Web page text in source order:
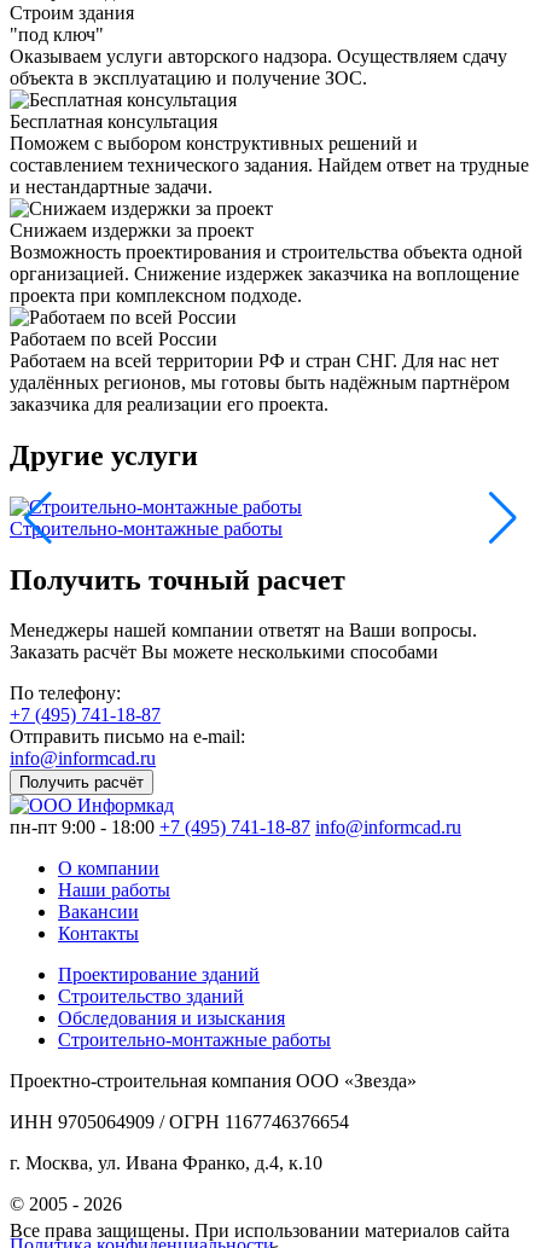
Строим здания
"под ключ"
Оказываем услуги авторского надзора. Осуществляем сдачу
объекта в эксплуатацию и получение ЗОС.
Бесплатная консультация
Поможем с выбором конструктивных решений и
составлением технического задания. Найдем ответ на трудные
и нестандартные задачи.
Снижаем издержки за проект
Возможность проектирования и строительства объекта одной
организацией. Снижение издержек заказчика на воплощение
проекта при комплексном подходе.
Работаем по всей России
Работаем на всей территории РФ и стран СНГ. Для нас нет
удалённых регионов, мы готовы быть надёжным партнёром
заказчика для реализации его проекта.
Другие услуги
Строительно-монтажные работы
Получить точный расчет
Менеджеры нашей компании ответят на Ваши вопросы.
Заказать расчёт Вы можете несколькими способами
По телефону:
+7 (495) 741-18-87
Отправить письмо на e-mail:
info@informcad.ru
Получить расчёт
пн-пт 9:00 - 18:00 +7 (495) 741-18-87 info@informcad.ru
О компании
Наши работы
Вакансии
Контакты
Проектирование зданий
Строительство зданий
Обследования и изыскания
Строительно-монтажные работы
Проектно-строительная компания ООО «Звезда»
ИНН 9705064909 / ОГРН 1167746376654
г. Москва, ул. Ивана Франко, д.4, к.10
© 2005 - 2026
Все права защищены. При использовании материалов сайта